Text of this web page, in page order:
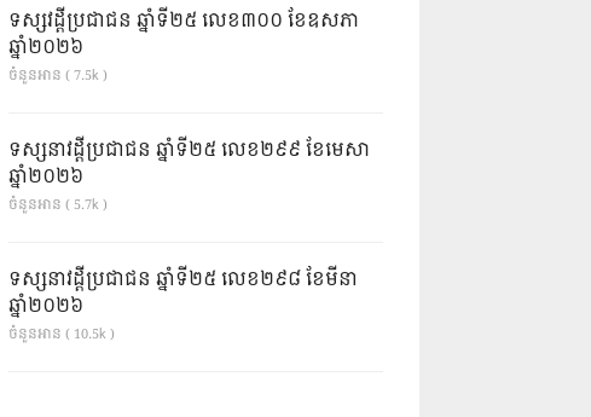
ទស្សវដ្តីប្រជាជន ឆ្នាំទី២៥ លេខ៣០០ ខែឧសភា
ឆ្នាំ២០២៦
ចំនួនអាន ( 7.5k )
ទស្សនាវដ្ដីប្រជាជន ឆ្នាំទី២៥ លេខ២៩៩ ខែមេសា
ឆ្នាំ២០២៦
ចំនួនអាន ( 5.7k )
ទស្សនាវដ្ដីប្រជាជន ឆ្នាំទី២៥ លេខ២៩៨ ខែមីនា
ឆ្នាំ២០២៦
ចំនួនអាន ( 10.5k )